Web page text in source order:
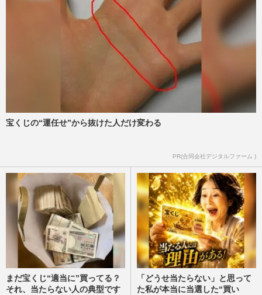
宝くじの“運任せ”から抜けた人だけ変わる
PR(合同会社デジタルファーム )
まだ宝くじ“適当に”買ってる？
それ、当たらない人の典型です
「どうせ当たらない」と思って
た私が本当に当選した“買い